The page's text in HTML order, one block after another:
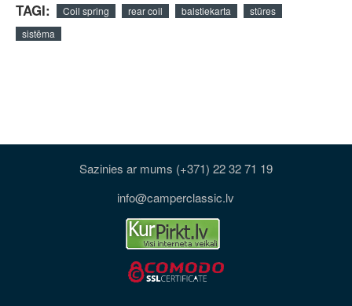
TAGI: Coil spring rear coil balstiekarta
stūres
sistēma
Sazinies ar mums (+371) 22 32 71 19
info@camperclassic.lv